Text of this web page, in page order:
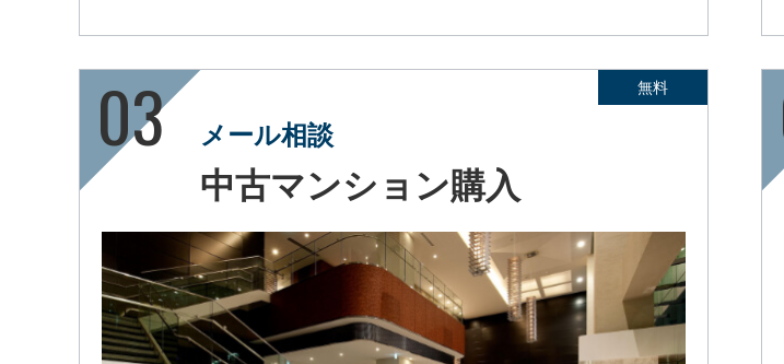
無料
メール相談
中古マンション購入